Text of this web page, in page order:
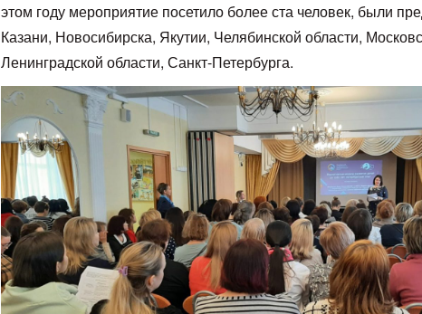
этом году мероприятие посетило более ста человек, были
Казани, Новосибирска, Якутии, Челябинской области,
Ленинградской области, Санкт-Петербурга.